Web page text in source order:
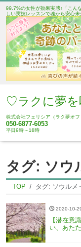
99.7%の女性が効果実感♪「こん
しい実技レッスンで魂から安心未
♡ラクに夢
株式会社フェリシア（ラク夢オフ
050-6877-6053
平日9時～18時
タグ: ソウ
TOP タグ: ソウルメ
2020-10-
【潜在意
い、あた